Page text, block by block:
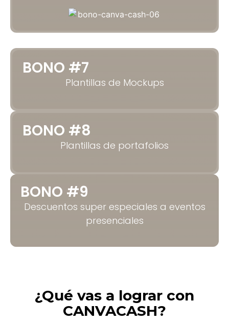
BONO #7
Plantillas de Mockups
BONO #8
Plantillas de portafolios
BONO #9
Descuentos super especiales a eventos
presenciales
¿Qué vas a lograr con
CANVACASH?